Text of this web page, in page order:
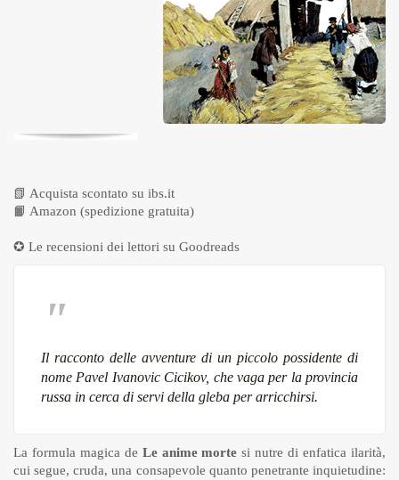
📗 Acquista scontato su ibs.it
📙 Amazon (spedizione gratuita)
✪ Le recensioni dei lettori su Goodreads
Il racconto delle avventure di un piccolo possidente di
nome Pavel Ivanovic Cicikov, che vaga per la provincia
russa in cerca di servi della gleba per arricchirsi.
La formula magica de Le anime morte si nutre di enfatica ilarità,
cui segue, cruda, una consapevole quanto penetrante inquietudine: